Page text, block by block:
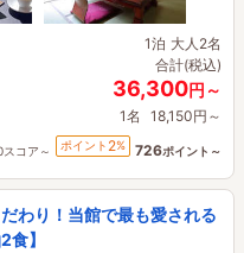
1泊 大人2名
合計(税込)
36,300円～
1名 18,150円～
コア～ ポイント 2% 726ポイント～
わり！当館で最も愛される
】